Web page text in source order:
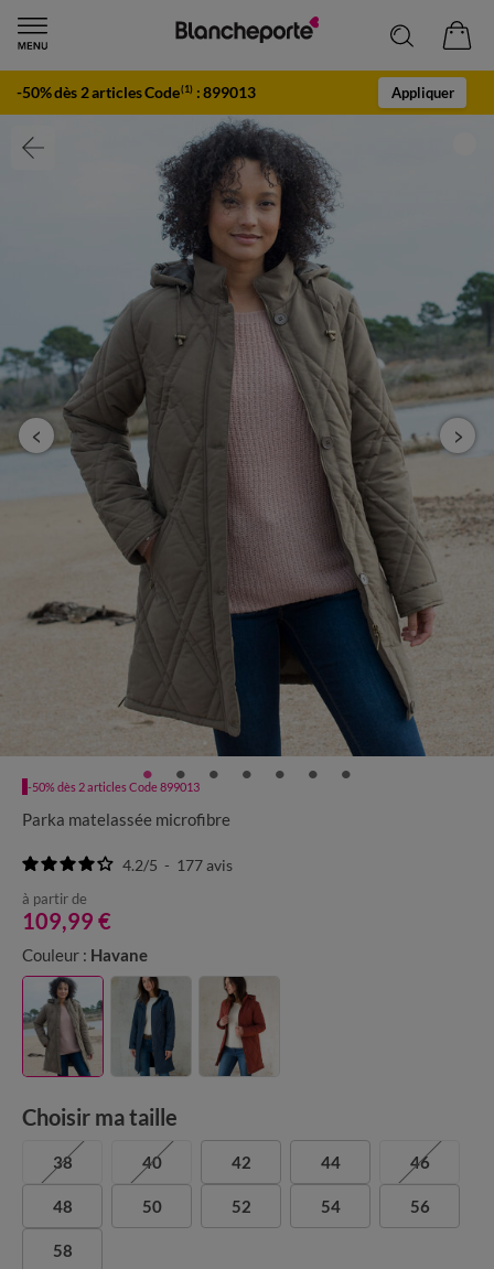
-50% dès 2 articles Code(1) :899013 Appliquer
-50% dès 2 articles Code 899013
Parka matelassée microfibre
4.2/5 - 177avis
à partir de
109,99 €
Couleur : Havane
Choisir ma taille
38 40 42 44 46
48 50 52 54 56
58